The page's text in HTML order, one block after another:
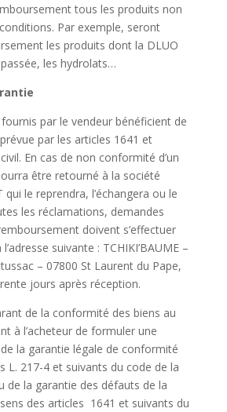
tous les produits non
Par exemple, seront
les produits dont la DLUO
les hydrolats…
par le vendeur bénéficient de
par les articles 1641 et
En cas de non conformité d’un
être retourné à la société
qui le reprendra, l’échangera ou le
les réclamations, demandes
doivent s’effectuer
suivante : TCHIKI’BAUME –
– 07800 St Laurent du Pape,
jours après réception.
de la conformité des biens au
à l’acheteur de formuler une
la garantie légale de conformité
L. 217-4 et suivants du code de la
de la garantie des défauts de la
des articles 1641 et suivants du